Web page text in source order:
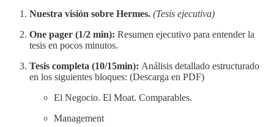
Nuestra visión sobre Hermes. (Tesis ejecutiva)
One pager (1/2 min): Resumen ejecutivo para entender la
tesis en pocos minutos.
Tesis completa (10/15min): Análisis detallado estructurado
en los siguientes bloques: (Descarga en PDF)
El Negocio. El Moat. Comparables.
Management